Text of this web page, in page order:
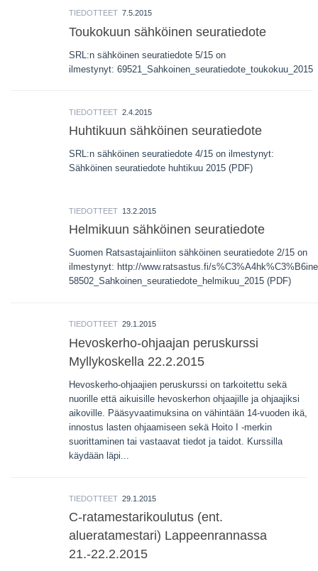
TIEDOTTEET 7.5.2015
Toukokuun sähköinen seuratiedote
SRL:n sähköinen seuratiedote 5/15 on
ilmestynyt: 69521_Sahkoinen_seuratiedote_toukokuu_2015
TIEDOTTEET 2.4.2015
Huhtikuun sähköinen seuratiedote
SRL:n sähköinen seuratiedote 4/15 on ilmestynyt:
Sähköinen seuratiedote huhtikuu 2015 (PDF)
TIEDOTTEET 13.2.2015
Helmikuun sähköinen seuratiedote
Suomen Ratsastajainliiton sähköinen seuratiedote 2/15 on
ilmestynyt: http://www.ratsastus.fi/
58502_Sahkoinen_seuratiedote_helmikuu_2015 (PDF)
TIEDOTTEET 29.1.2015
Hevoskerho-ohjaajan peruskurssi
Myllykoskella 22.2.2015
Hevoskerho-ohjaajien peruskurssi on tarkoitettu sekä
nuorille että aikuisille hevoskerhon ohjaajille ja ohjaajiksi
aikoville. Pääsyvaatimuksina on vähintään 14-vuoden ikä,
innostus lasten ohjaamiseen sekä Hoito I -merkin
suorittaminen tai vastaavat tiedot ja taidot. Kurssilla
käydään läpi...
TIEDOTTEET 29.1.2015
C-ratamestarikoulutus (ent.
alueratamestari) Lappeenrannassa
21.-22.2.2015